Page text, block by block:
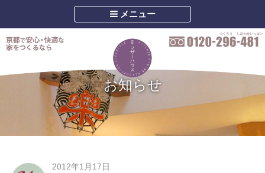
メニュー
お知らせ
2012年1月17日